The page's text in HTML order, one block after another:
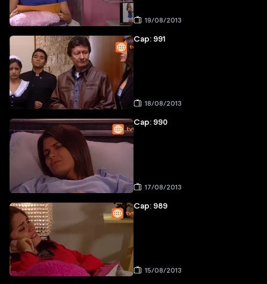
19/08/2013
Cap: 991
18/08/2013
Cap: 990
17/08/2013
Cap: 989
15/08/2013